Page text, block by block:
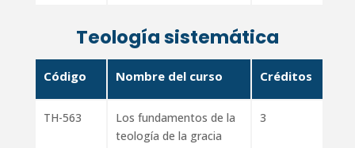
Teología sistemática
Código Nombre del curso Créditos
TH-563
Los fundamentos de la
teología de la gracia
3